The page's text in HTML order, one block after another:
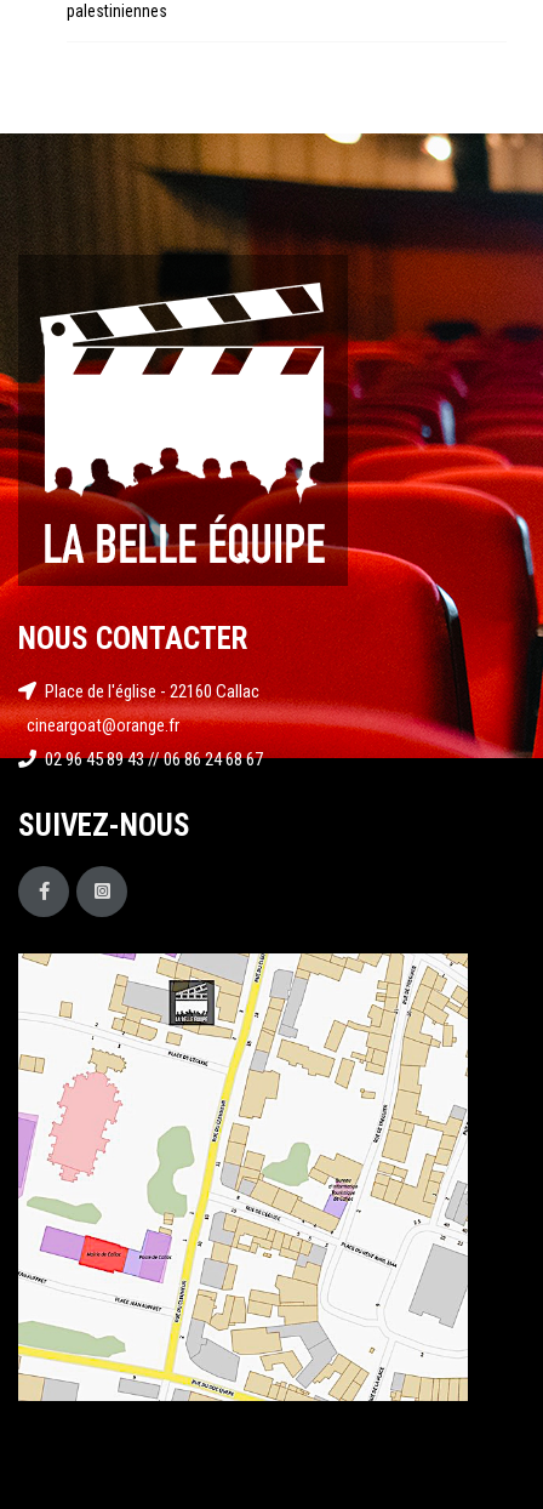
palestiniennes
NOUS CONTACTER
Place de l'église - 22160 Callac
cineargoat@orange.fr
02 96 45 89 43 // 06 86 24 68 67
SUIVEZ-NOUS